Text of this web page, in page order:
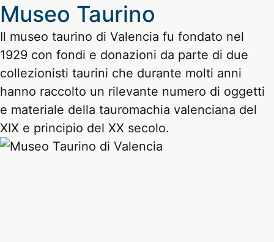
Museo Taurino
Il museo taurino di Valencia fu fondato nel
1929 con fondi e donazioni da parte di due
collezionisti taurini che durante molti anni
hanno raccolto un rilevante numero di oggetti
e materiale della tauromachia valenciana del
XIX e principio del XX secolo.